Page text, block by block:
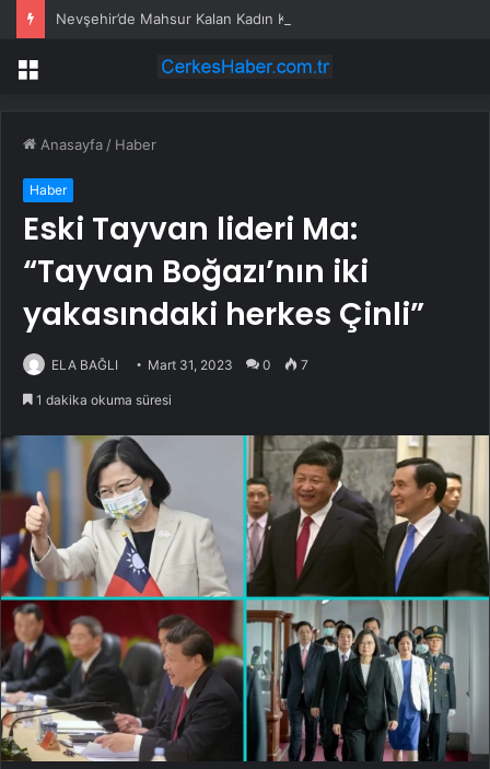
Nevşehir’de Mahsur Kalan Kadın Kurtarıldı
Menü
Anasayfa / Haber
Haber
Eski Tayvan lideri Ma:
“Tayvan Boğazı’nın iki
yakasındaki herkes Çinli”
ELA BAĞLI Mart 31, 2023 0 7
1 dakika okuma süresi